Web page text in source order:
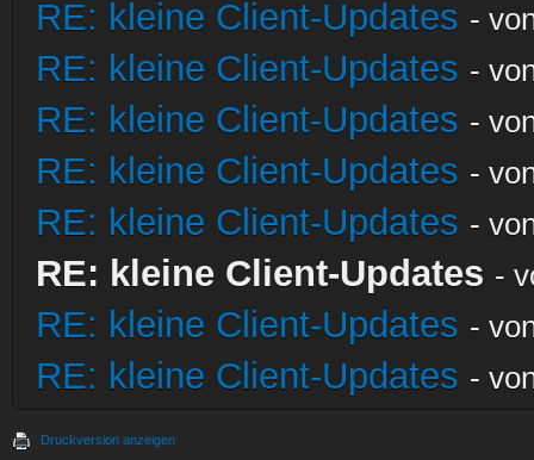
RE: kleine Client-Updates -
RE: kleine Client-Updates -
RE: kleine Client-Updates -
RE: kleine Client-Updates -
RE: kleine Client-Updates -
RE: kleine Client-Updates -
RE: kleine Client-Updates -
RE: kleine Client-Updates -
Druckversion anzeigen